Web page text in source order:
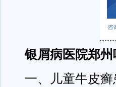
银屑病医院郑
一、儿童牛皮